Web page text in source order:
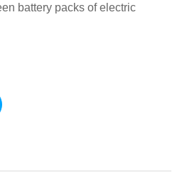
battery packs of electric